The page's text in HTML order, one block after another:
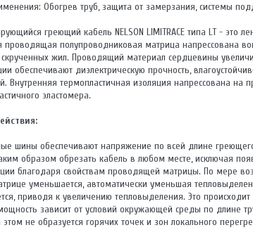
Обогрев труб, защита от замерзания, системы
греющий кабель NELSON LIMITRACE типа LT - это
проводящая полупроводниковая матрица напрессована
скрученных жил. Проводящий материал сердцевины
обеспечивают диэлектрическую прочность,
Внутренняя термопластичная изоляция напрессована
эластомера.
шины обеспечивают напряжение по всей длине
образом обрезать кабель в любом месте, исключая
благодаря свойствам проводящей матрицы. По мере
уменьшается, автоматически уменьшая
приводя к увеличению тепловыделения. Это
зависит от условий окружающей среды по длине
этом не образуется горячих точек и зон локального